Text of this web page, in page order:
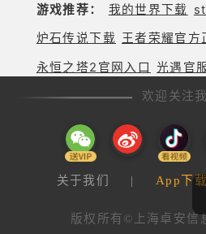
游戏推荐： 我的世界下载
炉石传说下载 王者荣耀官方
永恒之塔2官网入口 光遇官
欢迎关注
关于我们 | App下载
版权所有©上海卓安信